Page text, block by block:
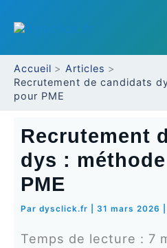
au
contenu
Accueil
Articles
Recrutement de candidats
pour PME
Recrutement
dys :
PME
Par dysclick.fr 31 mars 2026
Temps de lecture : 7